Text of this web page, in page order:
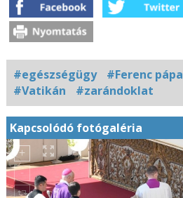
#egészségügy #Ferenc pápa
#Vatikán
#zarándoklat
Kapcsolódó fotógaléria